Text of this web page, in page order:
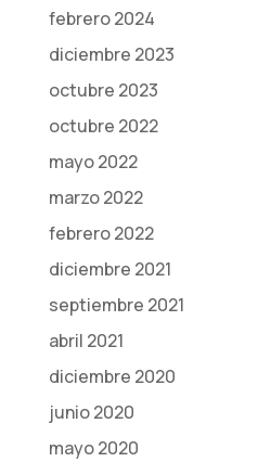
febrero 2024
diciembre 2023
octubre 2023
octubre 2022
mayo 2022
marzo 2022
febrero 2022
diciembre 2021
septiembre 2021
abril 2021
diciembre 2020
junio 2020
mayo 2020